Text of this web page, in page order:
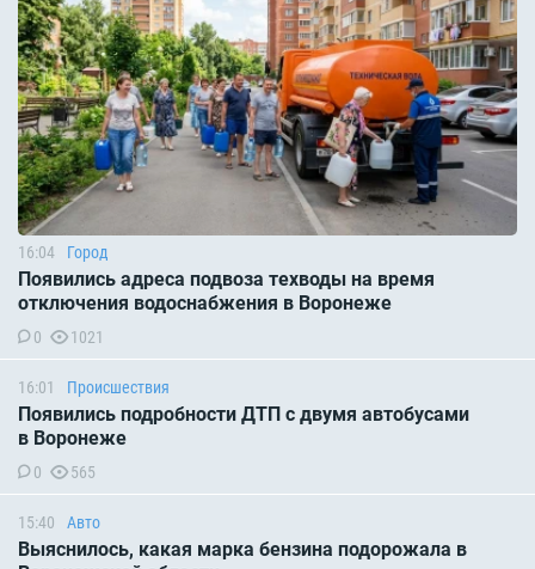
16:04 Город
Появились адреса подвоза техводы на время
отключения водоснабжения в Воронеже
0 1021
16:01 Происшествия
Появились подробности ДТП с двумя автобусами
в Воронеже
0 565
15:40 Авто
Выяснилось, какая марка бензина подорожала в